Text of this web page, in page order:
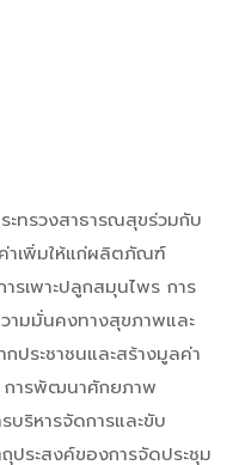
ะทรวงสาธารณสุขร่วมกับ
าเพิ่มให้แก่ผลิตภัณฑ์
เพาะปลูกสมุนไพร การ
ามมั่นคงทางสุขภาพและ
ประชาชนและสร้างมูลค่า
การพัฒนาศักยภาพ
ริหารจัดการและขับ
ระสงค์ของการจัดประชุม